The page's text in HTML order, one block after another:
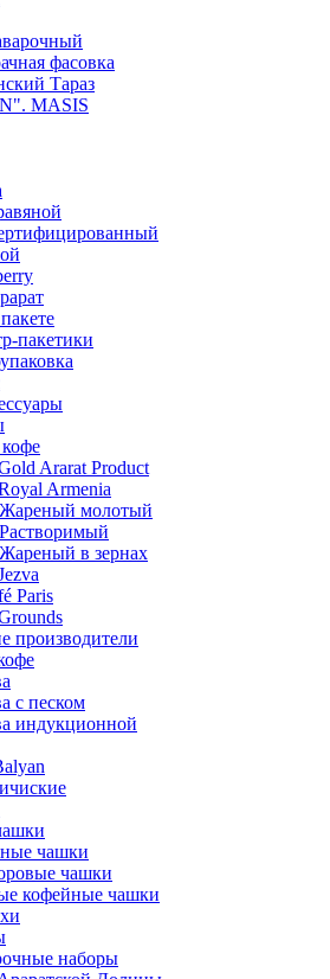
фасовка
Тараз
MASIS
пакетики
Ararat Product
Armenia
Жареный молотый
Растворимый
Жареный в зернах
Paris
производители
с песком
индукционной
чашки
чашки
кофейные чашки
наборы